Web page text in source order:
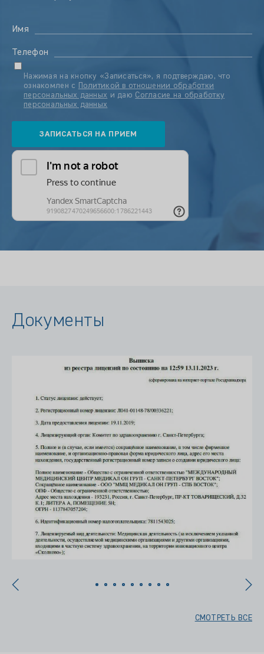
Имя
Телефон
Нажимая на кнопку «Записаться», я подтверждаю, что
ознакомлен с
Политикой в отношении обработки
персональных данных и даю Согласие на обработку
персональных данных
Документы
СМОТРЕТЬ ВСЕ